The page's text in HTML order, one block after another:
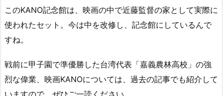
このKANO記念館は、映画の中で近藤監督の家として実際に
使われたセット。今は中を改修し、記念館にしているんで
すね。
戦前に甲子園で準優勝した台湾代表「嘉義農林高校」の強
烈な偉業、映画KANOについては、過去の記事でも紹介して